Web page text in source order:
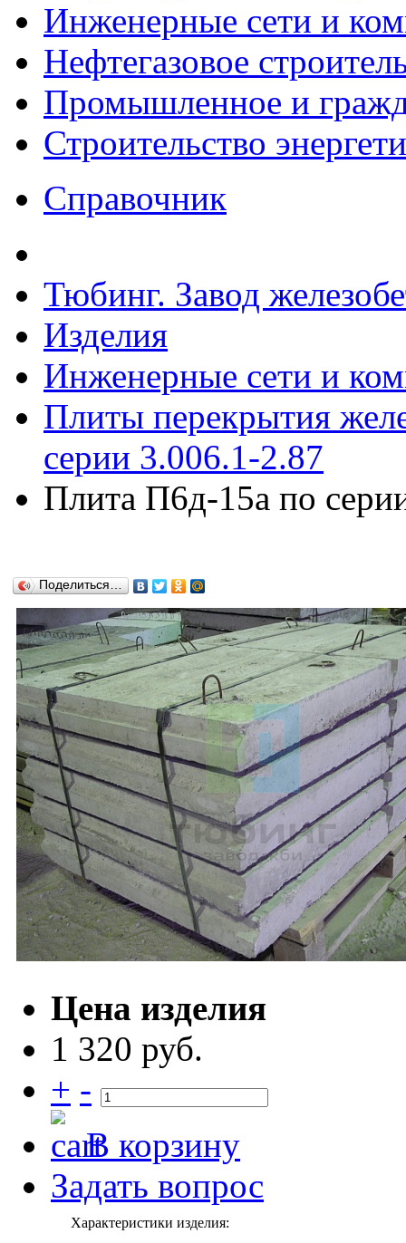
Инженерные сети и
Нефтегазовое
Промышленное и
Строительство
Справочник
Тюбинг. Завод
Изделия
Инженерные сети и
Плиты перекрытия
серии 3.006.1-2.87
Плита П6д-15а по
Поделиться…
Цена изделия
1 320 руб.
+ -
В корзину
Задать вопрос
Характеристики изделия: